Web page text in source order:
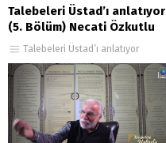
Talebeleri Üstad’ı anlatıyor
(5. Bölüm) Necati Özkutlu
Talebeleri Üstad’ı anlatıyor